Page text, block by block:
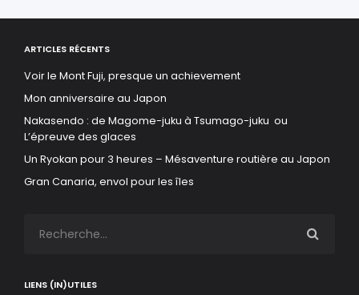
ARTICLES RÉCENTS
Voir le Mont Fuji, presque un achievement
Mon anniversaire au Japon
Nakasendo : de Magome-juku à Tsumago-juku ou
L’épreuve des glaces
Un Ryokan pour 3 heures – Mésaventure routière au Japon
Gran Canaria, envol pour les îles
LIENS (IN)UTILES